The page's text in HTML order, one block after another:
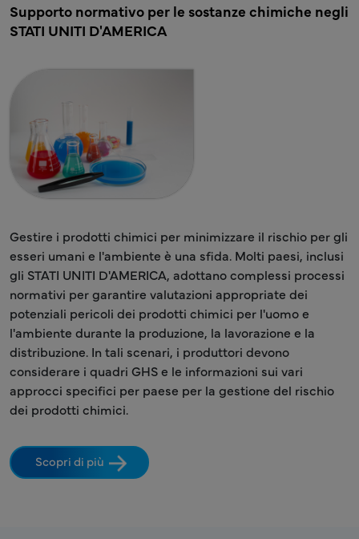
Supporto normativo per le sostanze chimiche negli
STATI UNITI D'AMERICA
Gestire i prodotti chimici per minimizzare il rischio per gli
esseri umani e l'ambiente è una sfida. Molti paesi, inclusi
gli STATI UNITI D'AMERICA, adottano complessi processi
normativi per garantire valutazioni appropriate dei
potenziali pericoli dei prodotti chimici per l'uomo e
l'ambiente durante la produzione, la lavorazione e la
distribuzione. In tali scenari, i produttori devono
considerare i quadri GHS e le informazioni sui vari
approcci specifici per paese per la gestione del rischio
dei prodotti chimici.
Scopri di più